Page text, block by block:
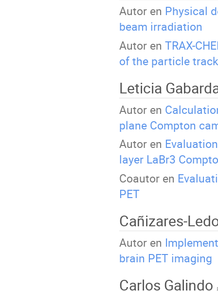
Autor en Physical
beam irradiation
Autor en TRAX-
of the particle
Leticia
Autor en
plane Compton
Autor en
layer LaBr3
Coautor en
PET
Cañizares-
Autor en
brain PET imaging
Carlos Galindo